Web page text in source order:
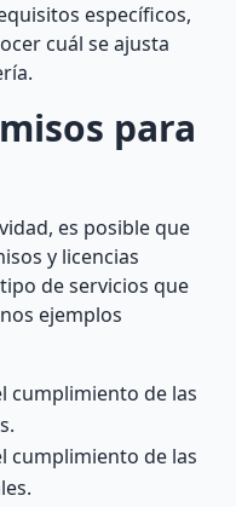
específicos,
cuál se ajusta
para
es posible que
y licencias
de servicios que
ejemplos
cumplimiento de las
cumplimiento de las